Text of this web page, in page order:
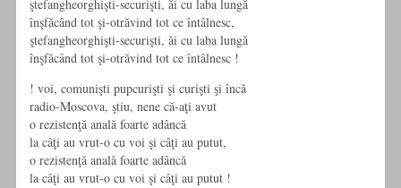
ştefangheorghişti-securişti, ăi cu laba lungă
înşfăcând tot şi-otrăvind tot ce întâlnesc,
ştefangheorghişti-securişti, ăi cu laba lungă
înşfăcând tot şi-otrăvind tot ce întâlnesc !
! voi, comunişti pupcurişti şi curişti şi încă
radio-Moscova, ştiu, nene că-aţi avut
o rezistenţă anală foarte adâncă
la câţi au vrut-o cu voi şi câţi au putut,
o rezistenţă anală foarte adâncă
la câţi au vrut-o cu voi şi câţi au putut !